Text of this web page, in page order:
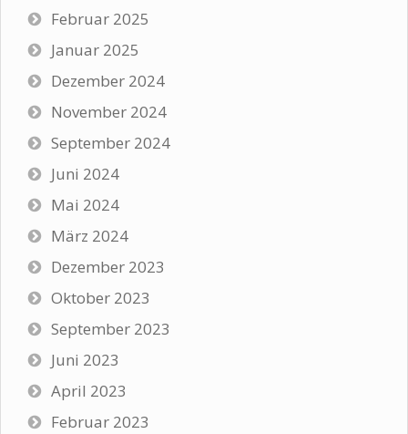
Februar 2025
Januar 2025
Dezember 2024
November 2024
September 2024
Juni 2024
Mai 2024
März 2024
Dezember 2023
Oktober 2023
September 2023
Juni 2023
April 2023
Februar 2023